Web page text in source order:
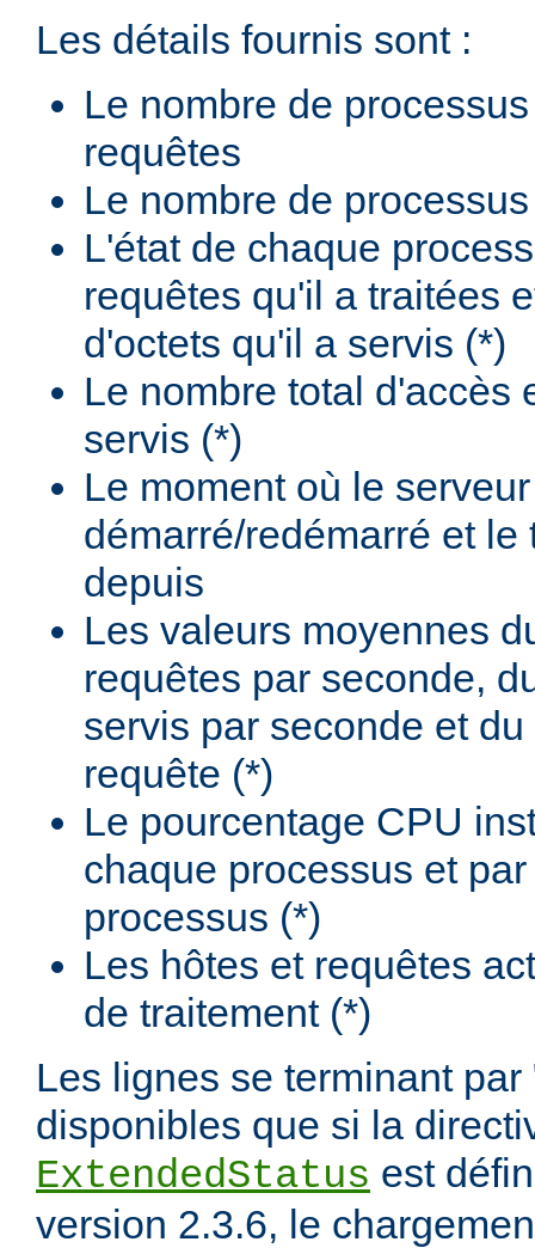
Les détails fournis sont :
Le nombre de
requêtes
Le nombre de
L'état de chaque
requêtes qu'il a traitées
d'octets qu'il a servis (*)
Le nombre total d'accès
servis (*)
Le moment où le
démarré/redémarré et le
depuis
Les valeurs moyennes
requêtes par seconde,
servis par seconde et
requête (*)
Le pourcentage CPU
chaque processus et
processus (*)
Les hôtes et requêtes
de traitement (*)
Les lignes se terminant par
disponibles que si la
ExtendedStatus est
version 2.3.6, le